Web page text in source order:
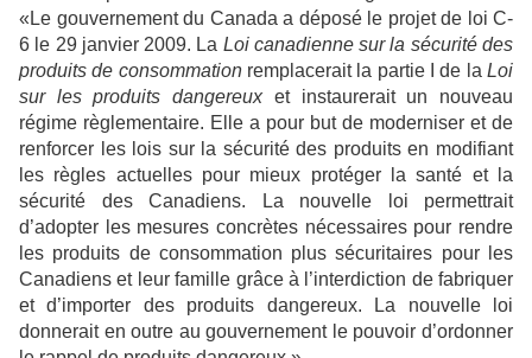
«Le gouvernement du Canada a déposé le projet de loi C-
6 le 29 janvier 2009. La Loi canadienne sur la sécurité des
produits de consommationremplacerait la partie I de laLoi
sur les produits dangereuxet instaurerait un nouveau
régime règlementaire. Elle a pour but de moderniser et de
renforcer les lois sur la sécurité des produits en modifiant
les règles actuelles pour mieux protéger la santé et la
sécurité des Canadiens. La nouvelle loi permettrait
d’adopter les mesures concrètes nécessaires pour rendre
les produits de consommation plus sécuritaires pour les
Canadiens et leur famille grâce à l’interdiction de fabriquer
et d’importer des produits dangereux. La nouvelle loi
donnerait en outre au gouvernement le pouvoir d’ordonner